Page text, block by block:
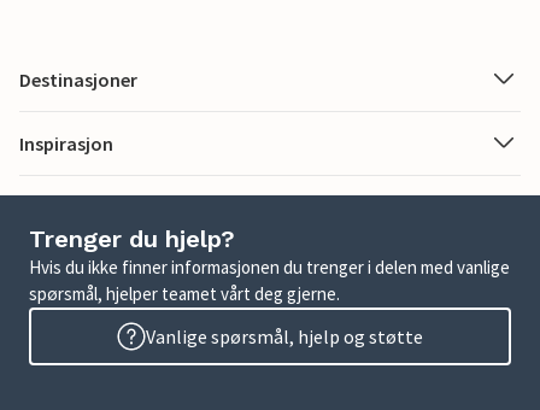
Destinasjoner
Inspirasjon
Trenger du hjelp?
Hvis du ikke finner informasjonen du trenger i delen med vanlige
spørsmål, hjelper teamet vårt deg gjerne.
Vanlige spørsmål, hjelp og støtte